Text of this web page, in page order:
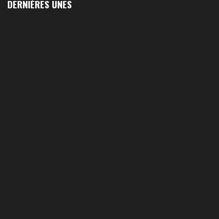
DERNIÈRES UNES